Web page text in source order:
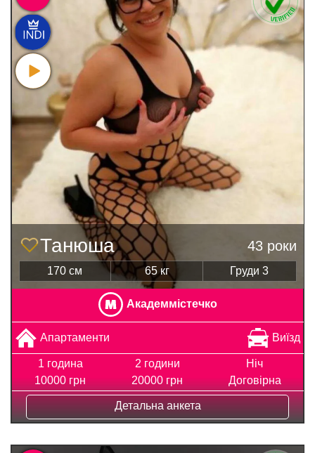
Танюша 43 роки
170 см 65 кг Груди 3
Академмістечко
Апартаменти Виїзд
1 година
10000 грн
2 години
20000 грн
Ніч
Договірна
Детальна анкета